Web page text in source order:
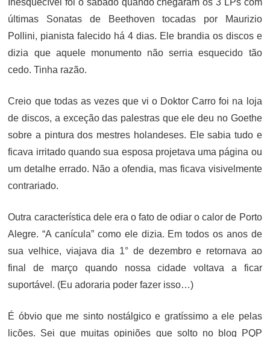
últimas Sonatas de Beethoven tocadas por Maurizio
Pollini, pianista falecido há 4 dias. Ele brandia os discos e
dizia que aquele monumento não serria esquecido tão
cedo. Tinha razão.
Creio que todas as vezes que vi o Doktor Carro foi na loja
de discos, a exceção das palestras que ele deu no Goethe
sobre a pintura dos mestres holandeses. Ele sabia tudo e
ficava irritado quando sua esposa projetava uma página ou
um detalhe errado. Não a ofendia, mas ficava visivelmente
contrariado.
Outra característica dele era o fato de odiar o calor de Porto
Alegre. “A canícula” como ele dizia. Em todos os anos de
sua velhice, viajava dia 1° de dezembro e retornava ao
final de março quando nossa cidade voltava a ficar
suportável. (Eu adoraria poder fazer isso…)
É óbvio que me sinto nostálgico e gratíssimo a ele pelas
lições. Sei que muitas opiniões que solto no blog PQP